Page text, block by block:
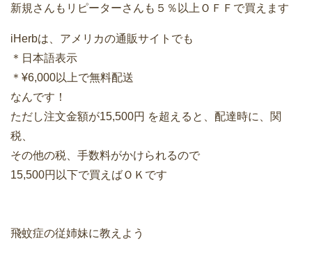
新規さんもリピーターさんも５％以上ＯＦＦで買えます
iHerbは、アメリカの通販サイトでも
＊日本語表示
＊¥6,000以上で無料配送
なんです！
ただし注文金額が15,500円 を超えると、配達時に、関
税、
その他の税、手数料がかけられるので
15,500円以下で買えばＯＫです
飛蚊症の従姉妹に教えよう